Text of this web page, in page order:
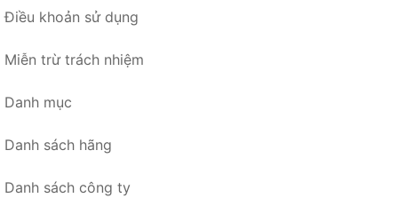
Điều khoản sử dụng
Miễn trừ trách nhiệm
Danh mục
Danh sách hãng
Danh sách công ty